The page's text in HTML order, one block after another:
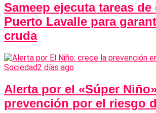
Sameep ejecuta tareas
Puerto Lavalle para
cruda
Sociedad2 días ago
Alerta por el «Súper
prevención por el riesgo